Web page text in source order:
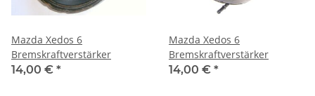
Mazda Xedos 6
Bremskraftverstärker
14,00 € *
Mazda Xedos 6
Bremskraftverstärker
14,00 € *